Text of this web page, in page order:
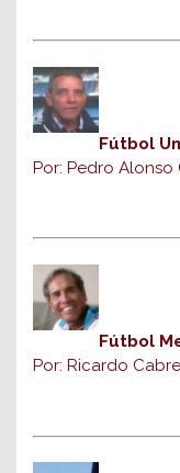
Fútbol
Por: Pedro Alonso
Fútbol
Por: Ricardo